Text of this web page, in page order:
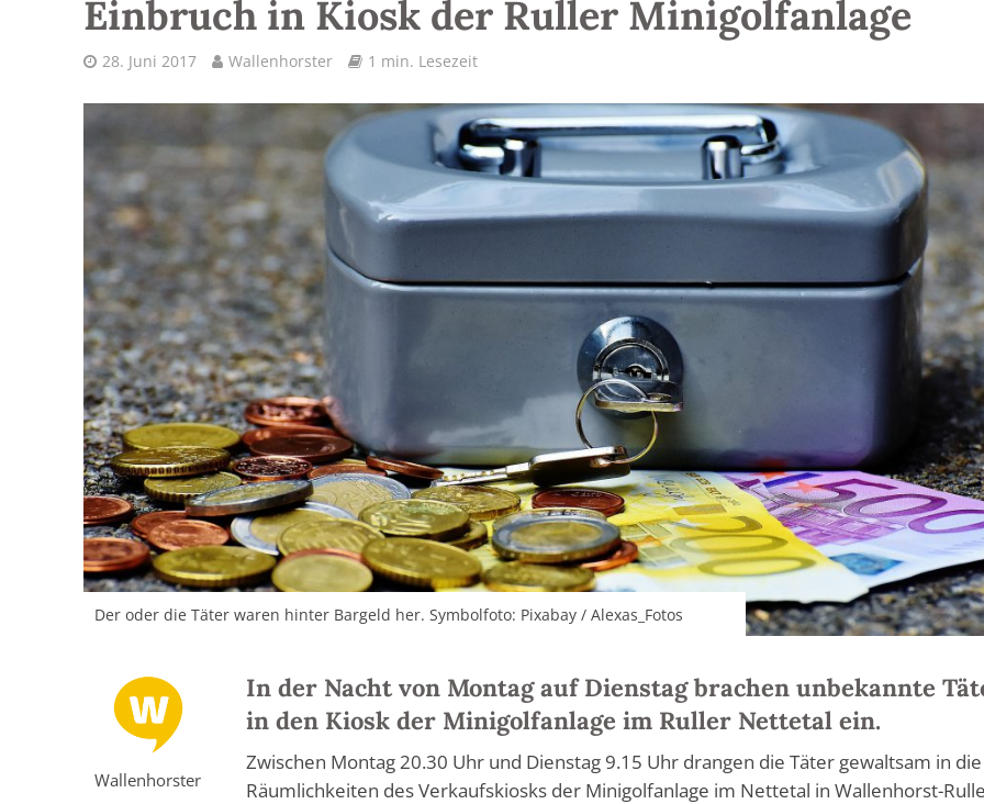
Einbruch in Kiosk der Ruller Minigolfanlage
28. Juni 2017 Wallenhorster 1 min. Lesezeit
Der oder die Täter waren hinter Bargeld her. Symbolfoto: Pixabay / Alexas_Fotos
Wallenhorster
In der Nacht von Montag auf Dienstag brachen unbekannte
in den Kiosk der Minigolfanlage im Ruller Nettetal ein.
Zwischen Montag 20.30 Uhr und Dienstag 9.15 Uhr drangen die Täter gewaltsam in die
Räumlichkeiten des Verkaufskiosks der Minigolfanlage im Nettetal in Wallenhorst-